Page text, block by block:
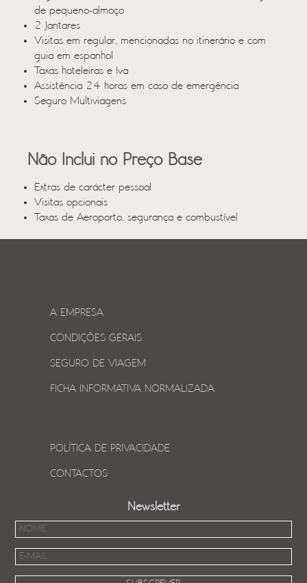
de pequeno-almoço
2 Jantares
Visitas em regular, mencionadas no itinerário e com
guia em espanhol
Taxas hoteleiras e Iva
Assistência 24 horas em caso de emergência
Seguro Multiviagens
Não Inclui no Preço Base
Extras de carácter pessoal
Visitas opcionais
Taxas de Aeroporto, segurança e combustível
A EMPRESA
CONDIÇÕES GERAIS
SEGURO DE VIAGEM
FICHA INFORMATIVA NORMALIZADA
POLÍTICA DE PRIVACIDADE
CONTACTOS
Newsletter